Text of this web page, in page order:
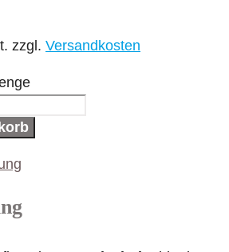
zzgl. Versandkosten